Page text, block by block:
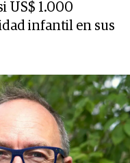
US$ 1.000
infantil en sus